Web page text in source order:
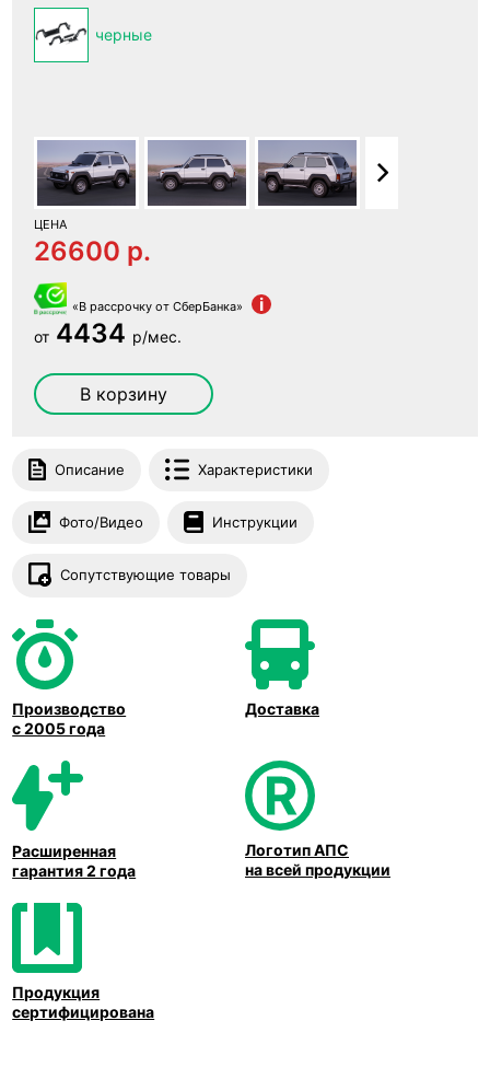
черные
ЦЕНА
26600 p.
«В рассрочку от СберБанка» i
от 4434 р/мес.
В корзину
Описание Характеристики
Фото/Видео Инструкции
Сопутствующие товары
Производство
с 2005 года
Доставка
Расширенная
гарантия 2 года
Логотип АПС
на всей продукции
Продукция
сертифицирована